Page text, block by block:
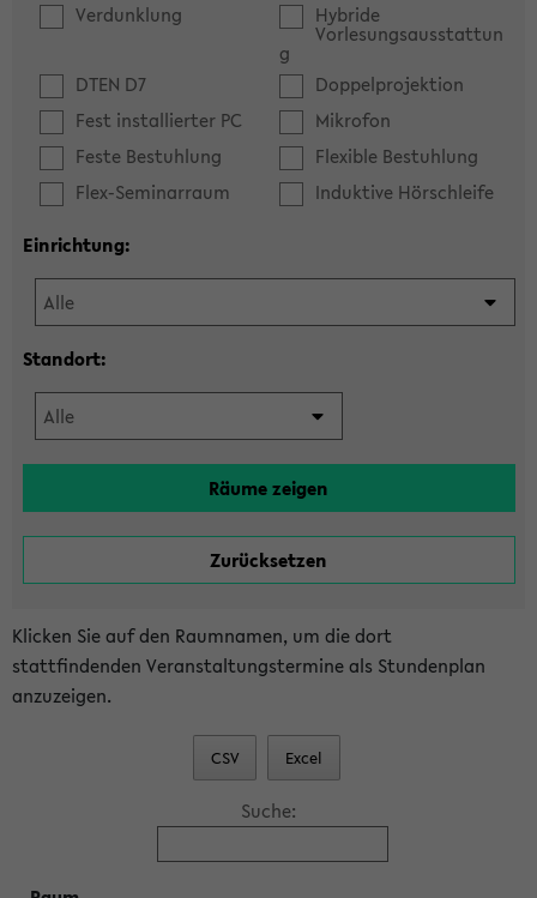
Verdunklung
Hybride
Vorlesungsausstattun
g
DTEN D7
Doppelprojektion
Fest installierter PC
Mikrofon
Feste Bestuhlung
Flexible Bestuhlung
Flex-Seminarraum
Induktive Hörschleife
Einrichtung:
Standort:
Klicken Sie auf den Raumnamen, um die dort
stattfindenden Veranstaltungstermine als Stundenplan
anzuzeigen.
CSV Excel
Suche: